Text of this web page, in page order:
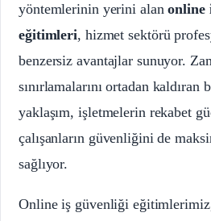
yöntemlerinin yerini alanonline
eğitimleri, hizmet sektörü
benzersiz avantajlar sunuyor.
sınırlamalarını ortadan
yaklaşım, işletmelerin rekabet
çalışanların güvenliğini de
sağlıyor.
Online iş güvenliği